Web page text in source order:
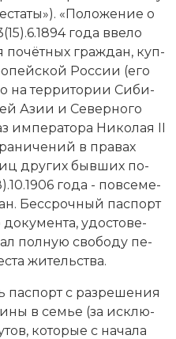
«По­ло­же­ние о
года вве­ло
по­чёт­ных гра­ж­дан, куп­
Рос­сии (его
на тер­ри­то­рии Си­би­
Азии и Северного
императора Ни­ко­лая II
в пра­вах
дру­гих быв­ших по­
года - по­все­ме­
Бес­сроч­ный пас­порт
удо­сто­ве­
пол­ную сво­бо­ду пе­
жи­тель­ст­ва.
с раз­ре­ше­ния
в се­мье (за ис­клю­
ко­то­рые с начала